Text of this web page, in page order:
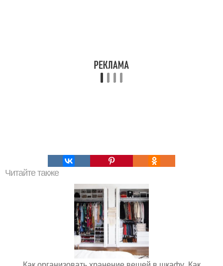
Читайте также